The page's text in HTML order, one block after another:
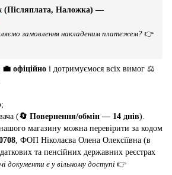
(Післяплата, Наложка) —
замовлення накладеним платежем? 👉
офіційно і дотримуємося всіх вимог ⚖️
;
(🔄 Повернення/обмін — 14 днів).
нашого магазину можна перевірити за кодом
, ФОП Ніколаєва Олена Олексіївна (в
та пенсійних державних реєстрах
документи є у вільному доступі 👉